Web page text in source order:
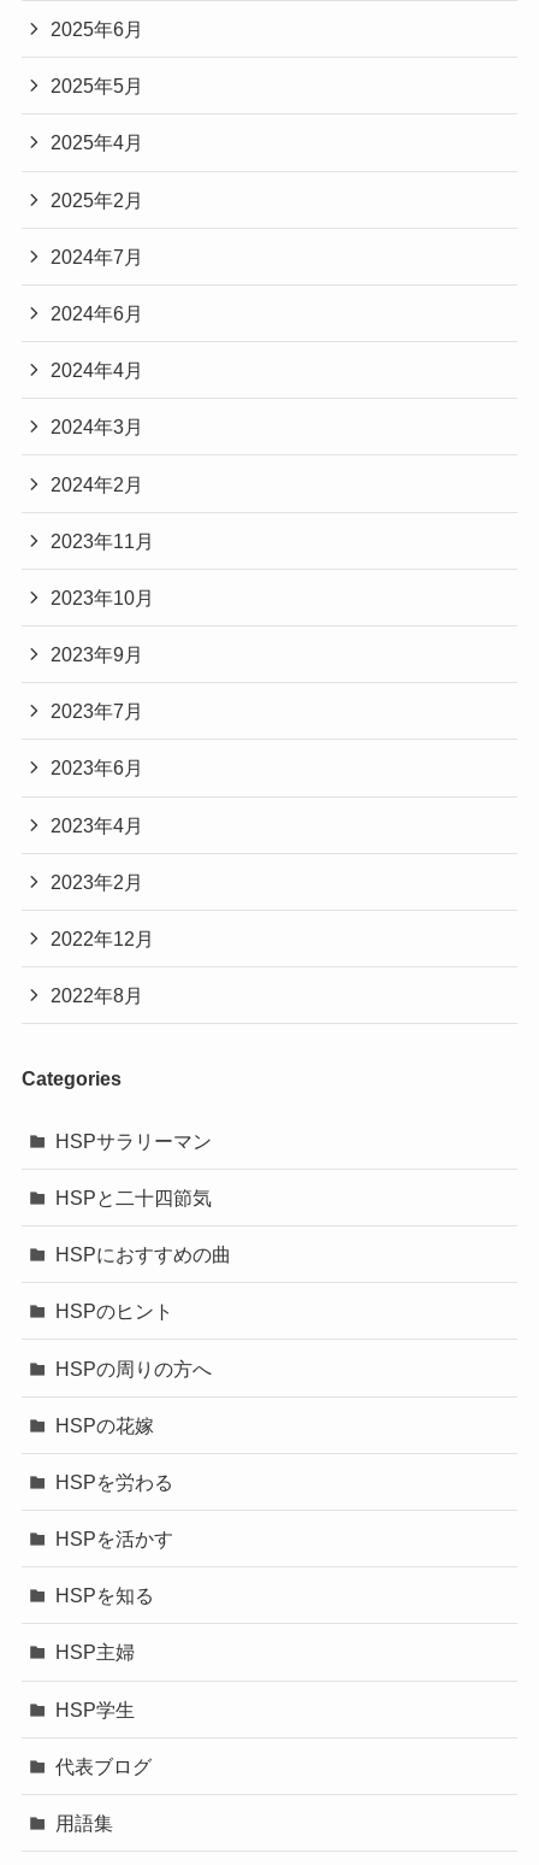
2025年6月
2025年5月
2025年4月
2025年2月
2024年7月
2024年6月
2024年4月
2024年3月
2024年2月
2023年11月
2023年10月
2023年9月
2023年7月
2023年6月
2023年4月
2023年2月
2022年12月
2022年8月
Categories
HSPサラリーマン
HSPと二十四節気
HSPにおすすめの曲
HSPのヒント
HSPの周りの方へ
HSPの花嫁
HSPを労わる
HSPを活かす
HSPを知る
HSP主婦
HSP学生
代表ブログ
用語集